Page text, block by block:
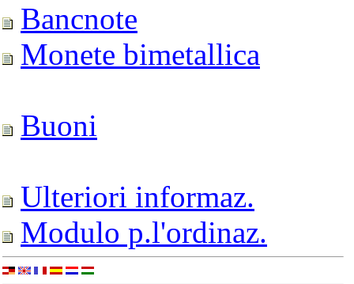
Bancnote
Monete bimetallica
Buoni
Ulteriori informaz.
Modulo p.l'ordinaz.